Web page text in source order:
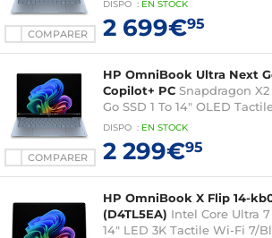
COMPARER
DISPO : EN STOCK
2 699€95
COMPARER
HP OmniBook Ultra Next
Copilot+ PC Snapdragon X2
Go SSD 1 To 14" OLED
7/Bluetooth Webcam
DISPO : EN STOCK
2 299€95
HP OmniBook X Flip 14-
(D4TL5EA) Intel Core Ultra 7
14" LED 3K Tactile Wi-Fi 7/